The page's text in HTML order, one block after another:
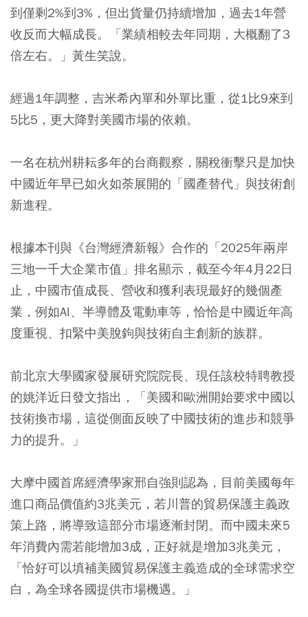
到僅剩2%到3%，但出貨量仍持續增加，過去1年營
收反而大幅成長。「業績相較去年同期，大概翻了3
倍左右。」黃生笑說。
經過1年調整，吉米希內單和外單比重，從1比9來到
5比5，更大降對美國市場的依賴。
一名在杭州耕耘多年的台商觀察，關稅衝擊只是加快
中國近年早已如火如荼展開的「國產替代」與技術創
新進程。
根據本刊與《台灣經濟新報》合作的「2025年兩岸
三地一千大企業市值」排名顯示，截至今年4月22日
止，中國市值成長、營收和獲利表現最好的幾個產
業，例如AI、半導體及電動車等，恰恰是中國近年高
度重視、扣緊中美脫鉤與技術自主創新的族群。
前北京大學國家發展研究院院長、現任該校特聘教授
的姚洋近日發文指出，「美國和歐洲開始要求中國以
技術換市場，這從側面反映了中國技術的進步和競爭
力的提升。」
大摩中國首席經濟學家邢自強則認為，目前美國每年
進口商品價值約3兆美元，若川普的貿易保護主義政
策上路，將導致這部分市場逐漸封閉。而中國未來5
年消費內需若能增加3成，正好就是增加3兆美元，
「恰好可以填補美國貿易保護主義造成的全球需求空
白，為全球各國提供市場機遇。」